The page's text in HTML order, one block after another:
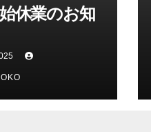
休業のお知